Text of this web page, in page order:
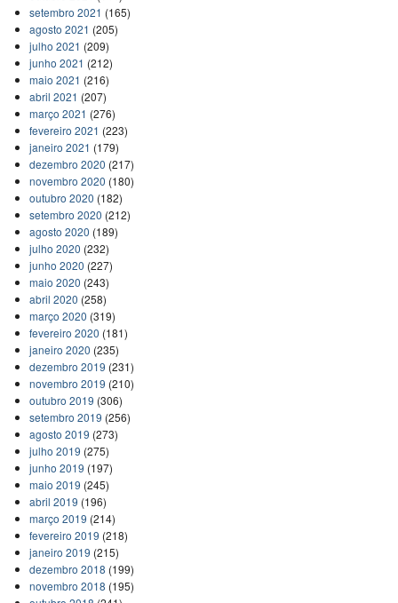
setembro 2021 (165)
agosto 2021 (205)
julho 2021 (209)
junho 2021 (212)
maio 2021 (216)
abril 2021 (207)
março 2021 (276)
fevereiro 2021 (223)
janeiro 2021 (179)
dezembro 2020 (217)
novembro 2020 (180)
outubro 2020 (182)
setembro 2020 (212)
agosto 2020 (189)
julho 2020 (232)
junho 2020 (227)
maio 2020 (243)
abril 2020 (258)
março 2020 (319)
fevereiro 2020 (181)
janeiro 2020 (235)
dezembro 2019 (231)
novembro 2019 (210)
outubro 2019 (306)
setembro 2019 (256)
agosto 2019 (273)
julho 2019 (275)
junho 2019 (197)
maio 2019 (245)
abril 2019 (196)
março 2019 (214)
fevereiro 2019 (218)
janeiro 2019 (215)
dezembro 2018 (199)
novembro 2018 (195)